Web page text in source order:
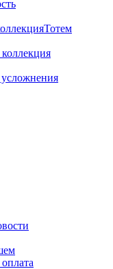
Тотем
коллекция